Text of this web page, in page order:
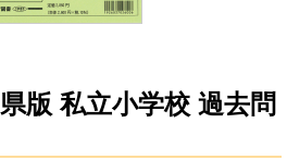
版 私立小学校 過去問